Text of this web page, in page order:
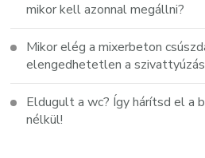
mikor kell azonnal megállni?
Mikor elég a mixerbeton
elengedhetetlen a
Eldugult a wc? Így hárítsd el a
nélkül!